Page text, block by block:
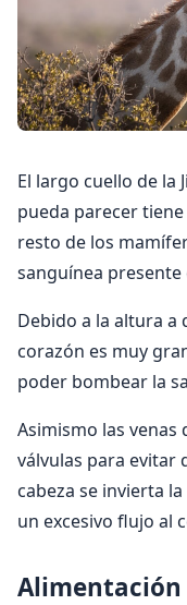
El largo cuello de la
pueda parecer
resto de los
sanguínea
Debido a la altura a
corazón es muy
poder bombear la
Asimismo las venas
válvulas para evitar
cabeza se invierta
un excesivo flujo al
Alimentación